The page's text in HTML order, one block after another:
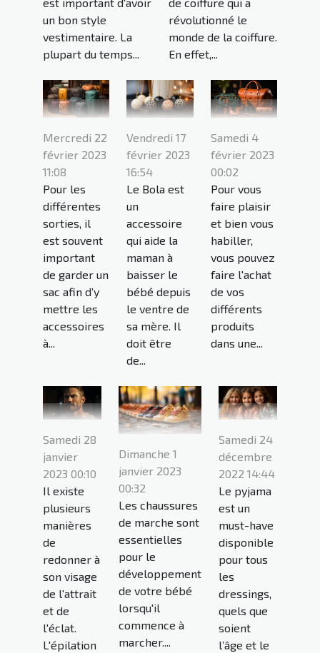
un bon style
vestimentaire. La
plupart du temps...
révolutionné le
monde de la coiffure.
En effet,...
Mercredi 22
février 2023
11:08
Pour les
différentes
sorties, il
est souvent
important
de garder un
sac afin d’y
mettre les
accessoires
à...
Vendredi 17
février 2023
16:54
Le Bola est
un
accessoire
qui aide la
maman à
baisser le
bébé depuis
le ventre de
sa mère. Il
doit être
de...
Samedi 4
février 2023
00:02
Pour vous
faire plaisir
et bien vous
habiller,
vous pouvez
faire l'achat
de vos
différents
produits
dans une...
Samedi 28
janvier
2023 00:10
Il existe
plusieurs
manières
de
redonner à
son visage
de l'attrait
et de
l'éclat.
L'épilation
Dimanche 1
janvier 2023
00:32
Les chaussures
de marche sont
essentielles
pour le
développement
de votre bébé
lorsqu'il
commence à
marcher....
Samedi 24
décembre
2022 14:44
Le pyjama
est un
must-have
disponible
pour tous
les
dressings,
quels que
soient
l’âge et le